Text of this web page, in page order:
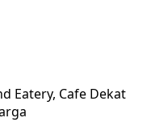
Eatery, Cafe Dekat